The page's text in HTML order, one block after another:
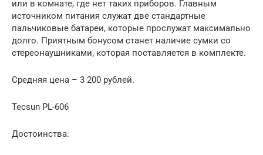
или в комнате, где нет таких приборов. Главным
источником питания служат две стандартные
пальчиковые батареи, которые прослужат максимально
долго. Приятным бонусом станет наличие сумки со
стереонаушниками, которая поставляется в комплекте.
Средняя цена – 3 200 рублей.
Tecsun PL-606
Достоинства: